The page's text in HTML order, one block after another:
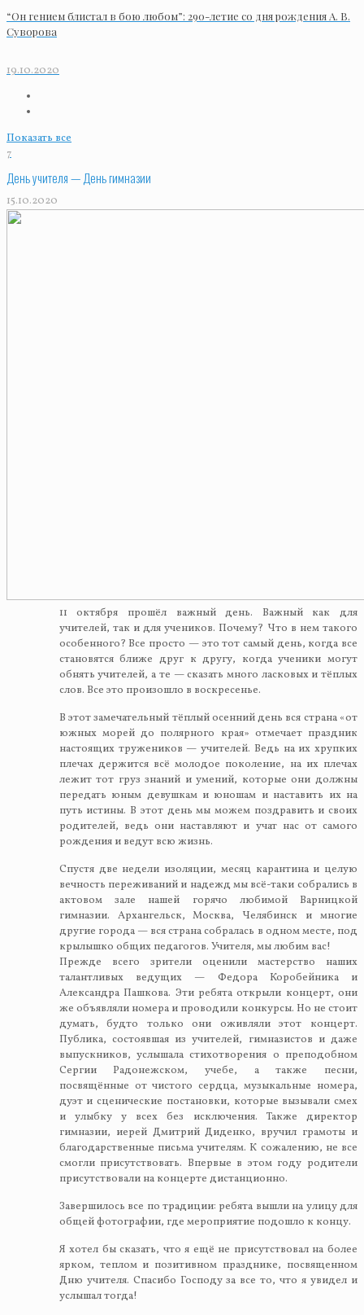
“Он гением блистал в бою любом”: 290-летие со дня рождения А. В.
Суворова
19.10.2020
Показать все
7
День учителя — День гимназии
15.10.2020
11 октября прошёл важный день. Важный как для
учителей, так и для учеников. Почему? Что в нем такого
особенного? Все просто — это тот самый день, когда все
становятся ближе друг к другу, когда ученики могут
обнять учителей, а те — сказать много ласковых и тёплых
слов. Все это произошло в воскресенье.
В этот замечательный тёплый осенний день вся страна «от
южных морей до полярного края» отмечает праздник
настоящих тружеников — учителей. Ведь на их хрупких
плечах держится всё молодое поколение, на их плечах
лежит тот груз знаний и умений, которые они должны
передать юным девушкам и юношам и наставить их на
путь истины. В этот день мы можем поздравить и своих
родителей, ведь они наставляют и учат нас от самого
рождения и ведут всю жизнь.
Спустя две недели изоляции, месяц карантина и целую
вечность переживаний и надежд мы всё-таки собрались в
актовом зале нашей горячо любимой Варницкой
гимназии. Архангельск, Москва, Челябинск и многие
другие города — вся страна собралась в одном месте, под
крылышко общих педагогов. Учителя, мы любим вас!
Прежде всего зрители оценили мастерство наших
талантливых ведущих — Федора Коробейника и
Александра Пашкова. Эти ребята открыли концерт, они
же объявляли номера и проводили конкурсы. Но не стоит
думать, будто только они оживляли этот концерт.
Публика, состоявшая из учителей, гимназистов и даже
выпускников, услышала стихотворения о преподобном
Сергии Радонежском, учебе, а также песни,
посвящённые от чистого сердца, музыкальные номера,
дуэт и сценические постановки, которые вызывали смех
и улыбку у всех без исключения. Также директор
гимназии, иерей Дмитрий Диденко, вручил грамоты и
благодарственные письма учителям. К сожалению, не все
смогли присутствовать. Впервые в этом году родители
присутствовали на концерте дистанционно.
Завершилось все по традиции: ребята вышли на улицу для
общей фотографии, где мероприятие подошло к концу.
Я хотел бы сказать, что я ещё не присутствовал на более
ярком, теплом и позитивном празднике, посвященном
Дню учителя. Спасибо Господу за все то, что я увидел и
услышал тогда!